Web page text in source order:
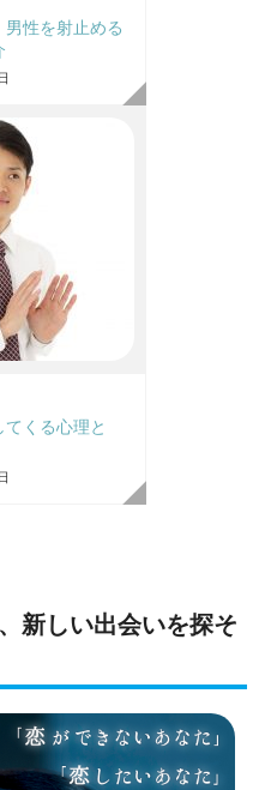
性を射止める
くる心理と
新しい出会いを探そ